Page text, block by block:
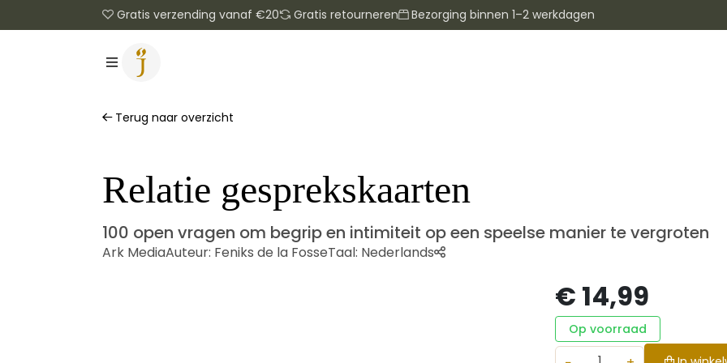
Gratis verzending vanaf €20 Gratis retourneren Bezorging binnen 1–2 werkdagen
Terug naar overzicht
Relatie gesprekskaarten
100 open vragen om begrip en intimiteit op een speelse manier te vergroten
Ark MediaAuteur: Feniks de la FosseTaal: Nederlands
€ 14,99
Op voorraad